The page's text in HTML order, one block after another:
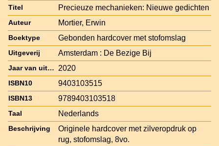
Titel Precieuze mechanieken: Nieuwe gedichten
Auteur Mortier, Erwin
Boektype Gebonden hardcover met stofomslag
Uitgeverij Amsterdam : De Bezige Bij
Jaar van uitgave 2020
ISBN10 9403103515
ISBN13 9789403103518
Taal Nederlands
Beschrijving
Originele hardcover met zilveropdruk op
rug, stofomslag, 8vo.